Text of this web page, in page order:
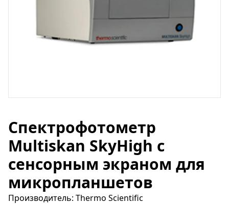
Спектрофотометр
Multiskan SkyHigh с
сенсорным экраном для
микропланшетов
Производитель: Thermo Scientific